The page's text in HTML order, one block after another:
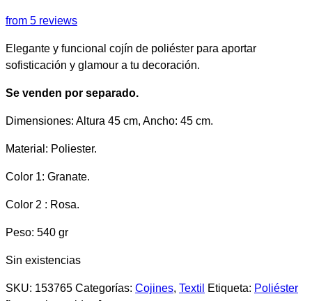
from 5 reviews
Elegante y funcional cojín de poliéster para aportar
sofisticación y glamour a tu decoración.
Se venden por separado.
Dimensiones: Altura 45 cm, Ancho: 45 cm.
Material: Poliester.
Color 1: Granate.
Color 2 : Rosa.
Peso: 540 gr
Sin existencias
SKU: 153765 Categorías: Cojines, Textil Etiqueta: Poliéster